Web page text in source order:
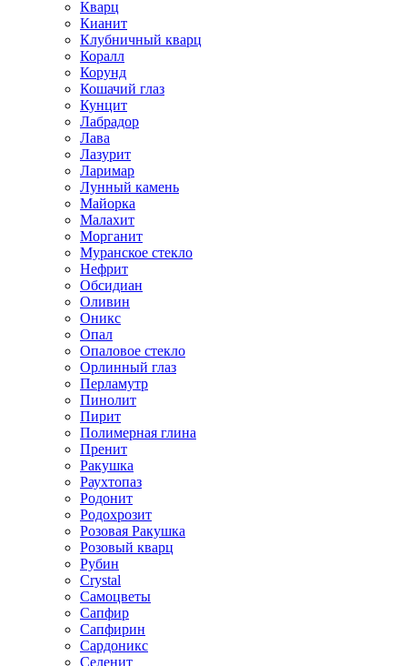
Кварц
Кианит
Клубничный кварц
Коралл
Корунд
Кошачий глаз
Кунцит
Лабрадор
Лава
Лазурит
Ларимар
Лунный камень
Майорка
Малахит
Морганит
Муранское стекло
Нефрит
Обсидиан
Оливин
Оникс
Опал
Опаловое стекло
Орлинный глаз
Перламутр
Пинолит
Пирит
Полимерная глина
Пренит
Ракушка
Раухтопаз
Родонит
Родохрозит
Розовая Ракушка
Розовый кварц
Рубин
Сrystal
Самоцветы
Сапфир
Сапфирин
Сардоникс
Селенит